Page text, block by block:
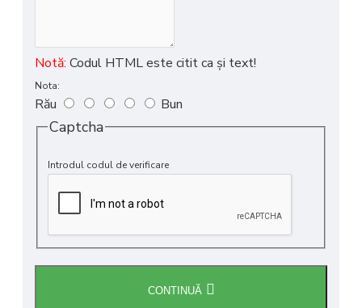
Notă: Codul HTML este citit ca şi text!
Nota:
Rău Bun
Captcha
Introdul codul de verificare
CONTINUĂ